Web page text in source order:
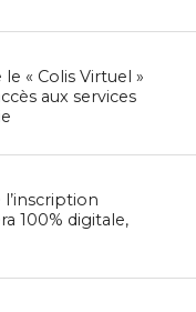
« Colis Virtuel »
aux services
100% digitale,